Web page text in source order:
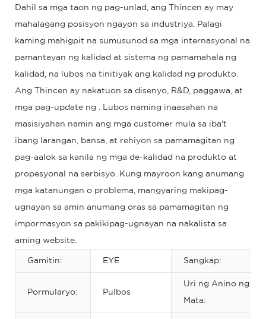
Dahil sa mga taon ng pag-unlad, ang Thincen ay may
mahalagang posisyon ngayon sa industriya. Palagi
kaming mahigpit na sumusunod sa mga internasyonal na
pamantayan ng kalidad at sistema ng pamamahala ng
kalidad, na lubos na tinitiyak ang kalidad ng produkto.
Ang Thincen ay nakatuon sa disenyo, R&D, paggawa, at
mga pag-update ng . Lubos naming inaasahan na
masisiyahan namin ang mga customer mula sa iba't
ibang larangan, bansa, at rehiyon sa pamamagitan ng
pag-aalok sa kanila ng mga de-kalidad na produkto at
propesyonal na serbisyo. Kung mayroon kang anumang
mga katanungan o problema, mangyaring makipag-
ugnayan sa amin anumang oras sa pamamagitan ng
impormasyon sa pakikipag-ugnayan na nakalista sa
aming website.
Gamitin: EYE Sangkap:
Pormularyo: Pulbos
Uri ng Anino ng
Mata: